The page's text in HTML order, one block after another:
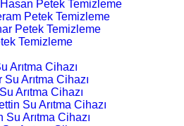
Petek Temizleme
Petek Temizleme
Petek Temizleme
Temizleme
Arıtma Cihazı
Su Arıtma Cihazı
Arıtma Cihazı
Su Arıtma Cihazı
Su Arıtma Cihazı